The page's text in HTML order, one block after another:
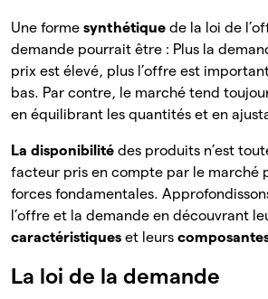
Une forme synthétique de la loi de
demande pourrait être : Plus la
prix est élevé, plus l’offre est
bas. Par contre, le marché tend
en équilibrant les quantités et en
La disponibilité des produits n’est
facteur pris en compte par le marché
forces fondamentales.
l’offre et la demande en découvrant
caractéristiques et leurs
La loi de la demande